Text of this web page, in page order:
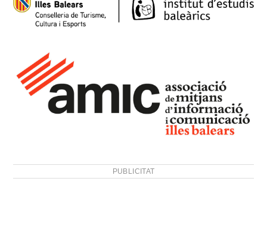
PUBLICITAT